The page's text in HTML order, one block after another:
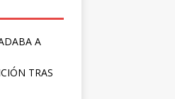
A
TRAS